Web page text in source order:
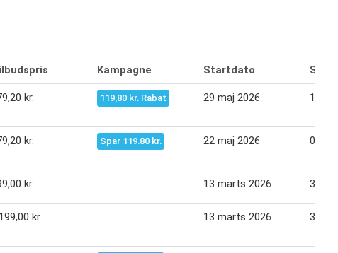
Kampagne Startdato
kr. 119,80 kr. Rabat 29 maj 2026 11
kr. Spar 119.80 kr. 22 maj 2026 04
kr. 13 marts 2026 31
kr. 13 marts 2026 31